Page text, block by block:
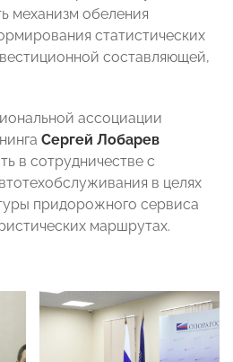
механизм обеления
статистических
составляющей,
ассоциации
Сергей Лобарев
в сотрудничестве с
в целях
придорожного сервиса
маршрутах.